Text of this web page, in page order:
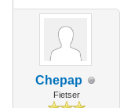
Chepap
Fietser